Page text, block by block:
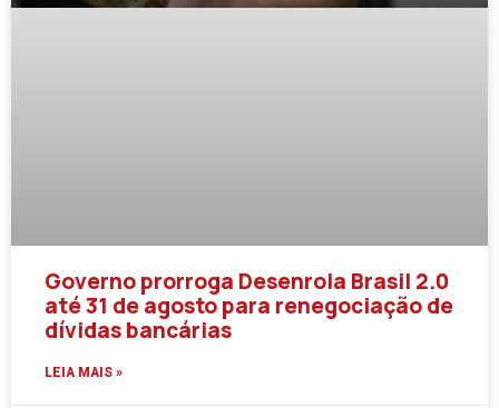
Governo prorroga Desenrola Brasil 2.0
até 31 de agosto para renegociação de
dívidas bancárias
LEIA MAIS »